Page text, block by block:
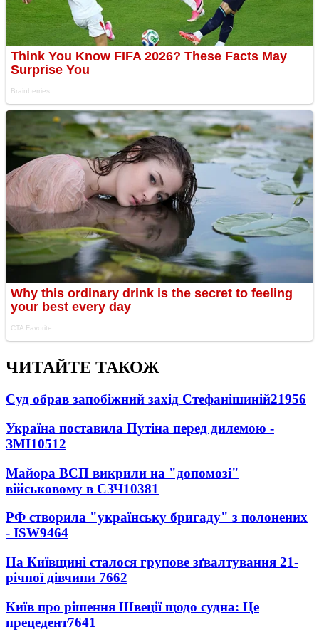
ЧИТАЙТЕ ТАКОЖ
Суд обрав запобіжний захід Стефанішиній21956
Україна поставила Путіна перед дилемою -
ЗМІ10512
Майора ВСП викрили на "допомозі"
військовому в СЗЧ10381
РФ створила "українську бригаду" з полонених
- ISW9464
На Київщині сталося групове зґвалтування 21-
річної дівчини 7662
Київ про рішення Швеції щодо судна: Це
прецедент7641